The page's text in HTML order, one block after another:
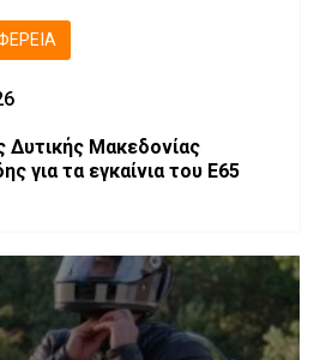
Δυτικής Μακεδονίας
για τα εγκαίνια του Ε65